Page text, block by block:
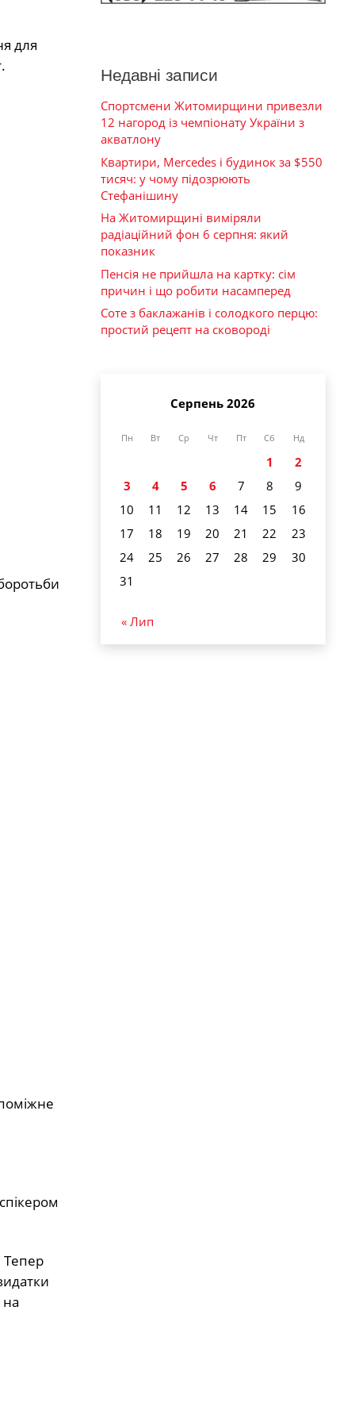
для
Тепер
Недавні записи
Спортсмени Житомирщини привезли
12 нагород із чемпіонату України з
акватлону
Квартири, Mercedes і будинок за $550
тисяч: у чому підозрюють
Стефанішину
На Житомирщині виміряли
радіаційний фон 6 серпня: який
показник
Пенсія не прийшла на картку: сім
причин і що робити насамперед
Соте з баклажанів і солодкого перцю:
простий рецепт на сковороді
Серпень 2026
Пн Вт Ср Чт Пт Сб Нд
1
2
3
4 5 6 7 8
9
10
11 12 13 14 15
16
17
18 19 20 21 22
23
24
25 26 27 28 29
30
31
« Лип